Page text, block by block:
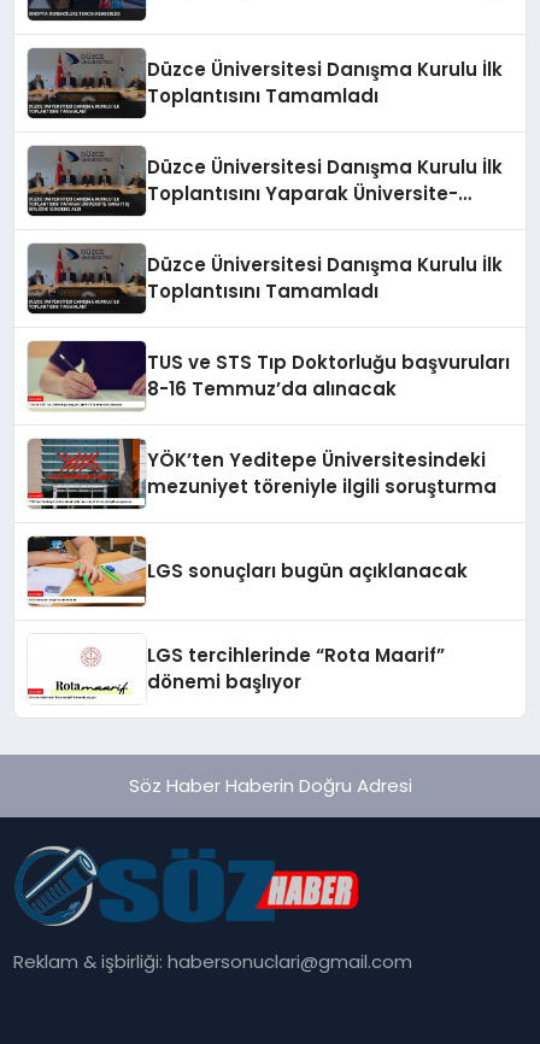
Düzce Üniversitesi Danışma Kurulu İlk
Toplantısını Tamamladı
Düzce Üniversitesi Danışma Kurulu İlk
Toplantısını Yaparak Üniversite-
Düzce Üniversitesi Danışma Kurulu İlk
Toplantısını Tamamladı
TUS ve STS Tıp Doktorluğu başvuruları
8-16 Temmuz’da alınacak
YÖK’ten Yeditepe Üniversitesindeki
mezuniyet töreniyle ilgili soruşturma
LGS sonuçları bugün açıklanacak
LGS tercihlerinde “Rota Maarif”
dönemi başlıyor
Söz Haber Haberin Doğru Adresi
Reklam & işbirliği:habersonuclari@gmail.com